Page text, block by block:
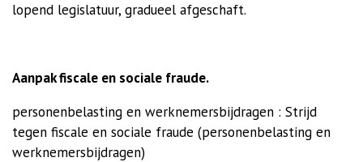
lopend legislatuur, gradueel afgeschaft.
Aanpak fiscale en sociale fraude.
personenbelasting en werknemersbijdragen : Strijd
tegen fiscale en sociale fraude (personenbelasting en
werknemersbijdragen)